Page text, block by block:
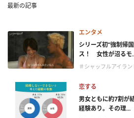
最新の記事
エンタメ
シリーズ初“強制帰
ス！ 女性が沼るモ
＃シャッフルアイラン
恋する
男女ともに約7割が
経験あり。その理...